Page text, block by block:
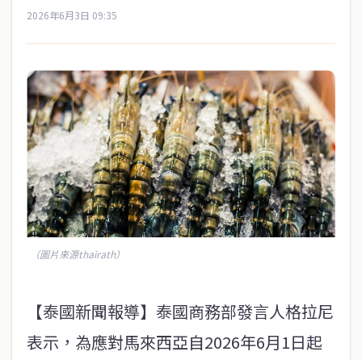
2026年6月3日 09:35
（圖片來源thairath）
【泰國新聞報導】泰國商務部發言人格拉尼
表示，為應對馬來西亞自2026年6月1日起